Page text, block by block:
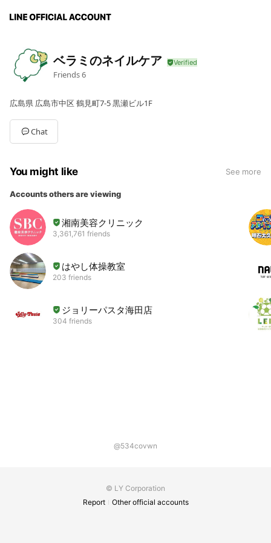
ベラミのネイルケア
Friends6
広島県 広島市中区 鶴見町7-5 黒瀬ビル1F
Chat
You might like See more
Accounts others are viewing
湘南美容クリニック
3,361,761 friends
はやし体操教室
203 friends
ジョリーパスタ海田店
304 friends
@534covwn
© LY Corporation
Report
Other official accounts